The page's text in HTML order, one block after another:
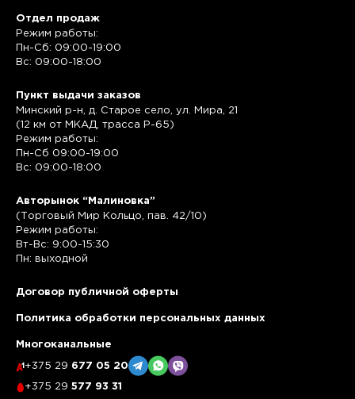
Отдел продаж
Режим работы:
Пн-Сб: 09:00-19:00
Вс: 09:00-18:00
Пункт выдачи заказов
Минский р-н, д. Старое село, ул. Мира, 21
(12 км от МКАД, трасса P-65)
Режим работы:
Пн-Сб 09:00-19:00
Вс: 09:00-18:00
Авторынок “Малиновка”
(Торговый Мир Кольцо, пав. 42/10)
Режим работы:
Вт-Вс: 9:00-15:30
Пн: выходной
Договор публичной оферты
Политика обработки персональных данных
Многоканальные
+375 29 677 05 20
+375 29 577 93 31